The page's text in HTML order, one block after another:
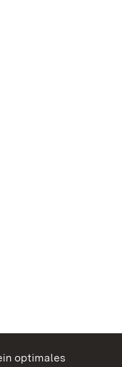
optimales